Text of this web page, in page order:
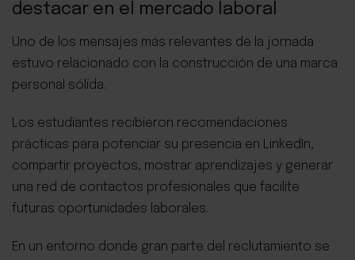
destacar en el mercado laboral
Uno de los mensajes más relevantes de la jornada
estuvo relacionado con la construcción de una marca
personal sólida.
Los estudiantes recibieron recomendaciones
prácticas para potenciar su presencia en LinkedIn,
compartir proyectos, mostrar aprendizajes y generar
una red de contactos profesionales que facilite
futuras oportunidades laborales.
En un entorno donde gran parte del reclutamiento se